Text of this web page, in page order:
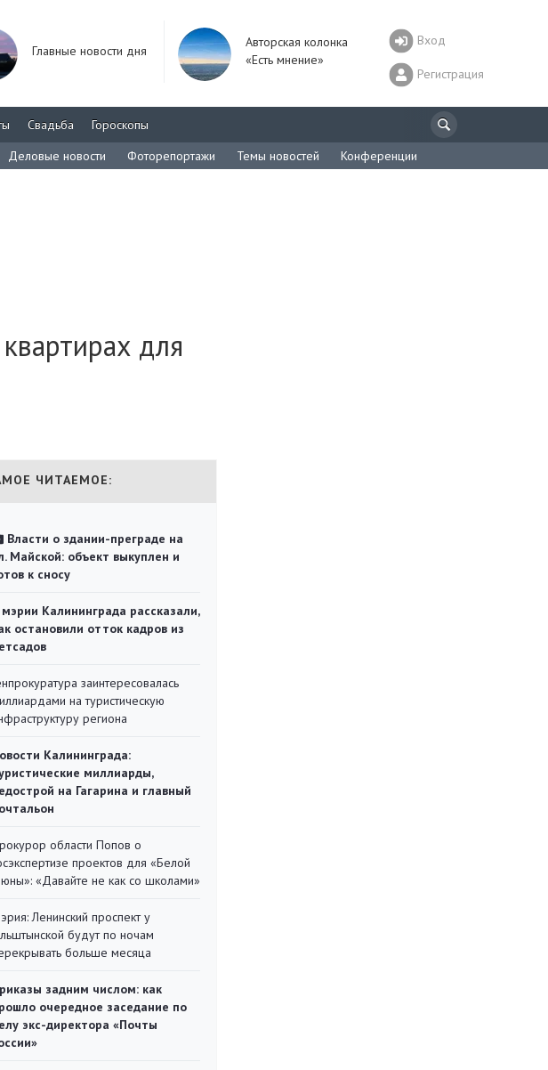
Главные новости дня
Авторская колонка
«Есть мнение»
Вход
Регистрация
Свадьба
Гороскопы
Деловые новости Фоторепортажи Темы новостей Конференции
для
ЧИТАЕМОЕ:
Власти о здании-преграде на
Майской: объект выкуплен и
к сносу
Калининграда рассказали,
остановили отток кадров из
заинтересовалась
на туристическую
региона
Калининграда:
миллиарды,
на Гагарина и главный
области Попов о
проектов для «Белой
«Давайте не как со школами»
Ленинский проспект у
будут по ночам
больше месяца
задним числом: как
очередное заседание по
экс-директора «Почты